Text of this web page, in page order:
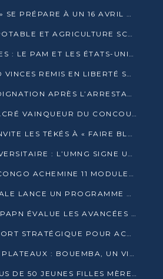
LA « VAGUE BLEUE » SE PRÉPARE À UN 16 AVRIL HISTORIQUE
LE CRS ALLIE EAU POTABLE ET AGRICULTURE SCOLAIRE AU CŒUR DE LA TRANSFORMATION DES ÉCOLES RURALES
CANTINES SCOLAIRES : LE PAM ET LES ÉTATS-UNIS AU CONTACT DES ÉCOLIERS DE KINKALA
LE RAPPEUR FREUD VINCES REMIS EN LIBERTÉ SOUS PRESSION MÉDIATIQUE
POINTE-NOIRE : INDIGNATION APRÈS L’ARRESTATION DU RAPPEUR FREUD VINCES
OWEN OKANDZE SACRÉ VAINQUEUR DU CONCOURS SLAM POUR LA VIE
NINON GOUAMBA INVITE LES TÉKÉS À « FAIRE BLOC » POUR PESER DANS LE DÉBAT NATIONAL
COOPÉRATION UNIVERSITAIRE : L’UMNG SIGNE UN ACCORD STRATÉGIQUE AVEC L’UNIVERSITÉ HAINAN EN CHINE
LOGISTIQUE : AGL CONGO ACHEMINE 11 MODULES GÉANTS JUSQU’À BRAZZAVILLE
LA BANQUE MONDIALE LANCE UN PROGRAMME DE 394 MILLIONS DE DOLLARS POUR LE BASSIN DU CONGO
POINTE-NOIRE : LE PAPN ÉVALUE LES AVANCÉES DU MÔLE EST
ÉNERGIE : UN RAPPORT STRATÉGIQUE POUR ACCÉLÉRER LA TRANSITION AU CONGO
DÉPARTEMENT DES PLATEAUX : BOUEMBA, UN VIVIER ÉCONOMIQUE PRÊT À EXPLOSER
GOMA TSÉ-TSÉ : PLUS DE 50 JEUNES FILLES MÈRES SENSIBILISÉES À LA SANTÉ SEXUELLE